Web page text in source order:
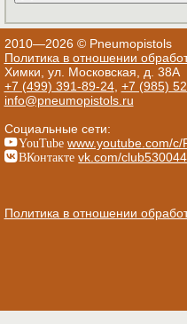
2010—2026 © Pneumopistols
Политика в отношении
Химки, ул. Московская, д. 38А
+7 (499) 391-89-24, +7 (985)
info@pneumopistols.ru
Социальные сети:
YouTube www.youtube.com/c/
ВКонтакте vk.com/
Политика в отношении